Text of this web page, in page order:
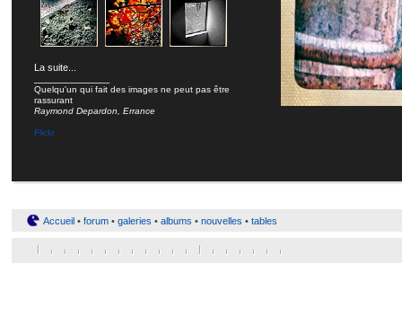
La suite...
Quelqu'un qui fait des images ne peut pas être
rassurant
Raymond Depardon, Errance
Flickr
Accueil • forum • galeries • albums • nouvelles • tables